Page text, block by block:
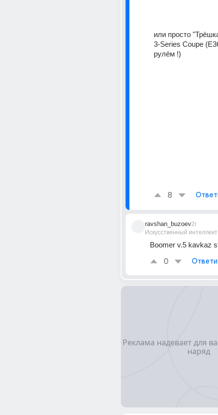
или просто
3-Series Coupe
рулём !)
8
ravshan_buzoev
Искусственный интеллект
2г
Boomer v.5 kavkaz
0